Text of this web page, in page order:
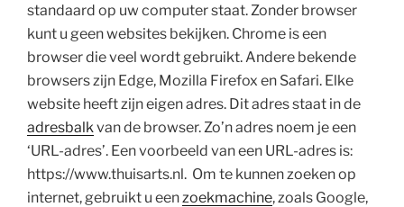
standaard op uw computer staat. Zonder browser
kunt u geen websites bekijken. Chrome is een
browser die veel wordt gebruikt. Andere bekende
browsers zijn Edge, Mozilla Firefox en Safari. Elke
website heeft zijn eigen adres. Dit adres staat in de
adresbalkvan de browser. Zo’n adres noem je een
‘URL-adres’. Een voorbeeld van een URL-adres is:
https://www.thuisarts.nl. Om te kunnen zoeken op
internet, gebruikt u eenzoekmachine, zoals Google,